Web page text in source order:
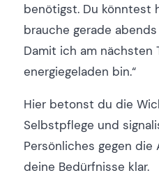
benötigst. Du könntest
brauche gerade
Damit ich am nächsten
energiegeladen bin.“
Hier betonst du die
Selbstpflege und
Persönliches gegen
deine Bedürfnisse klar.